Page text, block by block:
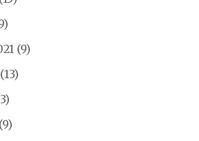
(9)
(13)
(9)